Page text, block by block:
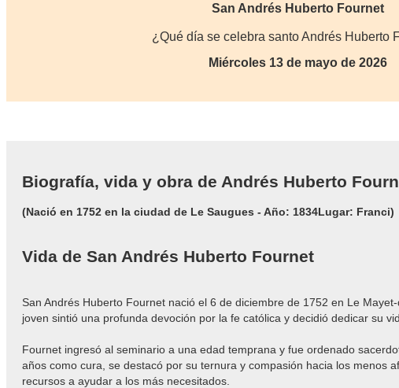
San Andrés Huberto Fournet
¿Qué día se celebra santo Andrés Huberto
Miércoles 13 de mayo de 2026
Biografía, vida y obra de Andrés Huberto
(Nació en 1752 en la ciudad de Le Saugues - Año: 1834Lugar: Franci)
Vida de San Andrés Huberto Fournet
San Andrés Huberto Fournet nació el 6 de diciembre de 1752 en Le
joven sintió una profunda devoción por la fe católica y decidió dedicar su
Fournet ingresó al seminario a una edad temprana y fue ordenado
años como cura, se destacó por su ternura y compasión hacia los menos
recursos a ayudar a los más necesitados.